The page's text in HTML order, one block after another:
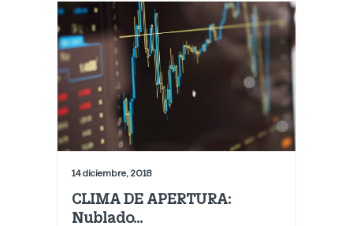
14 diciembre, 2018
CLIMA DE APERTURA:
Nublado…